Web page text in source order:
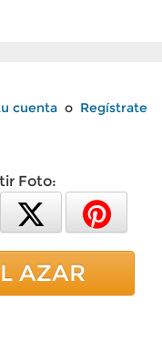
cuenta o Regístrate
Foto:
AZAR